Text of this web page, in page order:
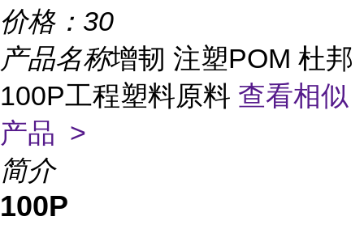
价格： 30
产品名称增韧 注塑POM 杜邦
100P工程塑料原料 查看相似
产品 >
简介
100P